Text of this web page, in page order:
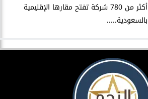
أكثر من 780 شركة تفتح مقارها الإقليمية
بالسعودية.....